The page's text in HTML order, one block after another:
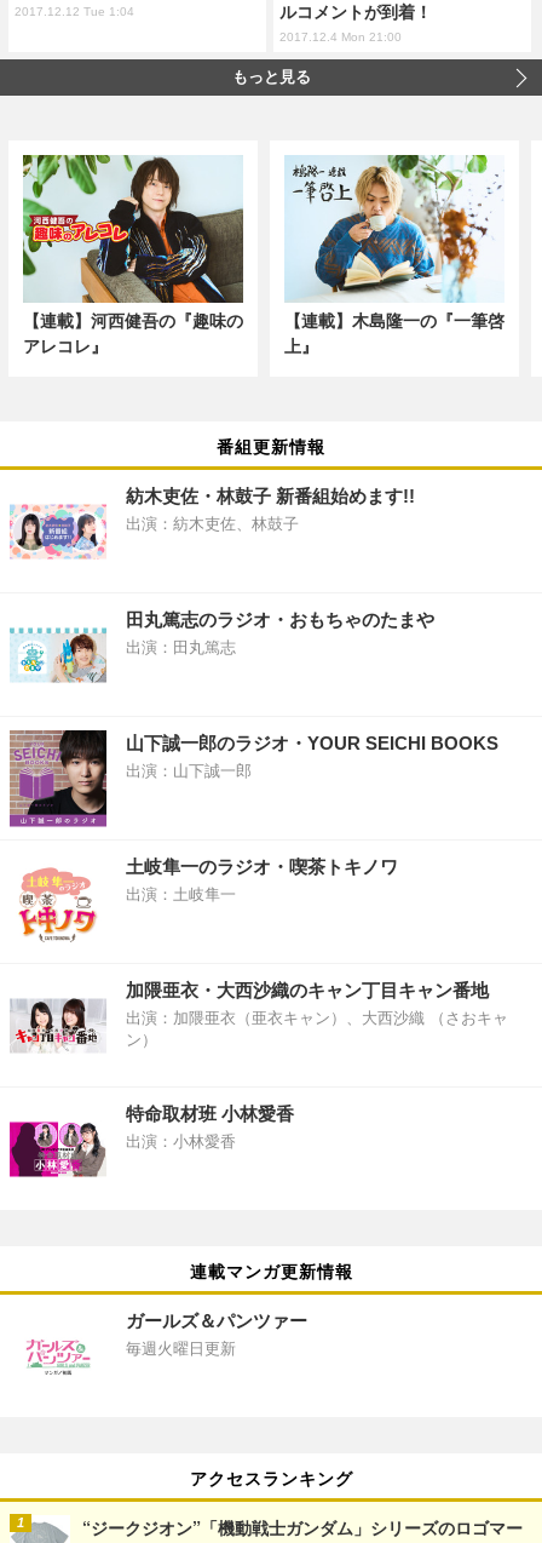
2017.12.12 Tue 1:04
ルコメントが到着！
2017.12.4 Mon 21:00
もっと見る
【連載】河西健吾の『趣味の
アレコレ』
【連載】木島隆一の『一筆啓
上』
番組更新情報
紡木吏佐・林鼓子 新番組始めます!!
出演：紡木吏佐、林鼓子
田丸篤志のラジオ・おもちゃのたまや
出演：田丸篤志
山下誠一郎のラジオ・YOUR SEICHI BOOKS
出演：山下誠一郎
土岐隼一のラジオ・喫茶トキノワ
出演：土岐隼一
加隈亜衣・大西沙織のキャン丁目キャン番地
出演：加隈亜衣（亜衣キャン）、大西沙織 （さおキャ
ン）
特命取材班 小林愛香
出演：小林愛香
連載マンガ更新情報
ガールズ＆パンツァー
毎週火曜日更新
アクセスランキング
“ジークジオン”「機動戦士ガンダム」シリーズのロゴマー